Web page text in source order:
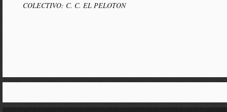
COLECTIVO: C. C. EL PELOTON